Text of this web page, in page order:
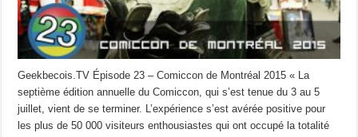
Geekbecois.TV Épisode 23 – Comiccon de Montréal 2015 « La
septième édition annuelle du Comiccon, qui s’est tenue du 3 au 5
juillet, vient de se terminer. L’expérience s’est avérée positive pour
les plus de 50 000 visiteurs enthousiastes qui ont occupé la totalité